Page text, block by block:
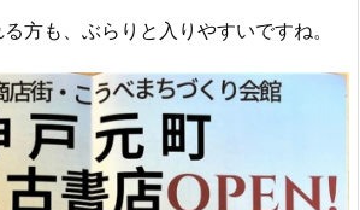
方も、ぶらりと入りやすいですね。